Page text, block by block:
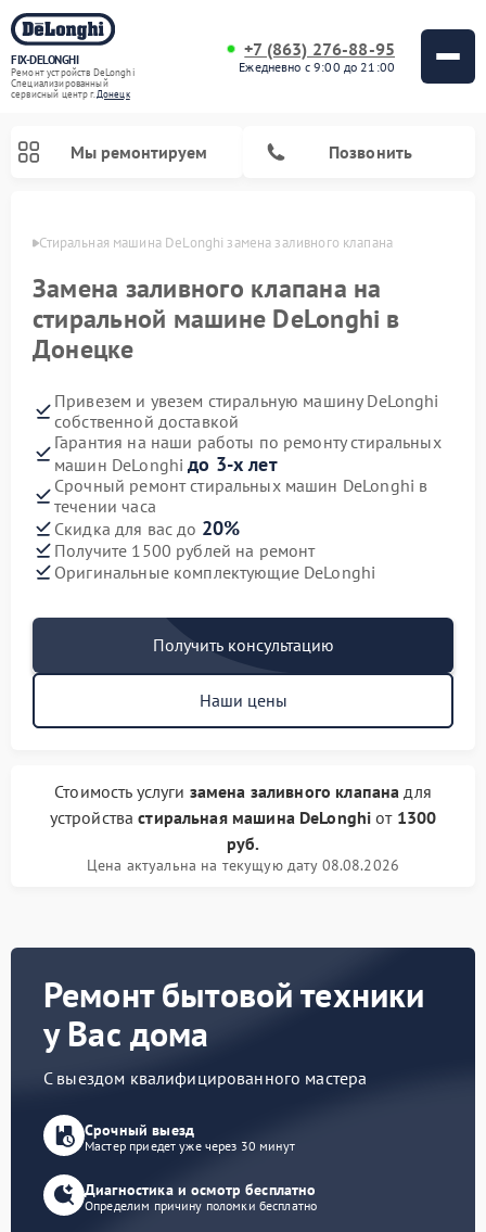
FIX-DELONGHI
Ремонт устройств DeLonghi
Специализированный
cервисный центр г.Донецк
+7 (863) 276-88-95
Ежедневно с 9:00 до 21:00
Мы ремонтируем Позвонить
Стиральная машина DeLonghi замена заливного клапана
Замена заливного клапана на
стиральной машине DeLonghi в
Донецке
Привезем и увезем стиральную машину DeLonghi
собственной доставкой
Гарантия на наши работы по ремонту стиральных
машин DeLonghiдо 3-х лет
Срочный ремонт стиральных машин DeLonghi в
течении часа
Скидка для вас до 20%
Получите 1500 рублей на ремонт
Оригинальные комплектующие DeLonghi
Получить консультацию
Наши цены
Стоимость услуги замена заливного клапана для
устройствастиральная машина DeLonghi от 1300
руб.
Цена актуальна на текущую дату 08.08.2026
Ремонт бытовой техники
у Вас дома
С выездом квалифицированного мастера
Срочный выезд
Мастер приедет уже через 30 минут
Диагностика и осмотр бесплатно
Определим причину поломки бесплатно